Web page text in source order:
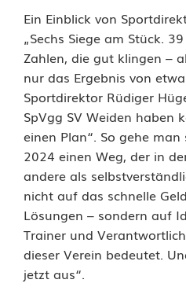
d
e
m
W
e
i
d
e
n
e
Ein Einblick von
„Sechs Siege am Stück.
Zahlen, die gut klingen –
nur das Ergebnis von
Sportdirektor Rüdiger
SpVgg SV Weiden haben
einen Plan“. So gehe
2024 einen Weg, der in
andere als
nicht auf das schnelle
Lösungen – sondern auf
Trainer und
dieser Verein bedeutet.
jetzt aus“.